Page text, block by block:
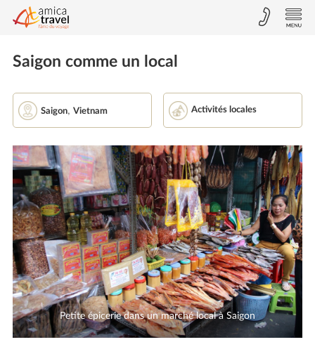
Saigon comme un local
Saigon, Vietnam Activités locales
Petite épicerie dans un marché local à Saigon